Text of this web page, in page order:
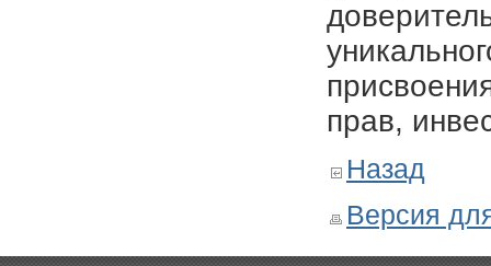
прав,
Назад
Версия